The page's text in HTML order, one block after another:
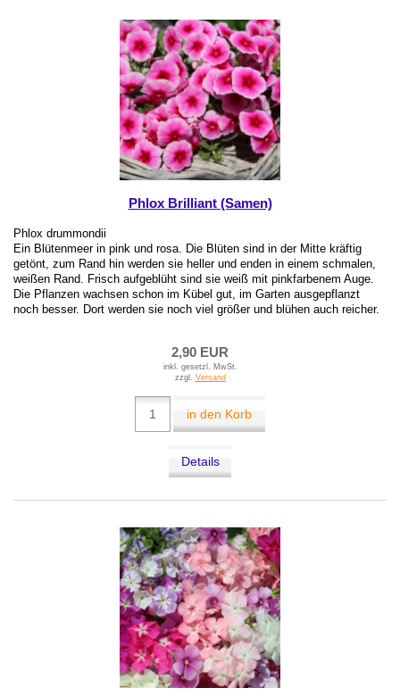
Phlox Brilliant (Samen)
Phlox drummondii
Ein Blütenmeer in pink und rosa. Die Blüten sind in der Mitte kräftig
getönt, zum Rand hin werden sie heller und enden in einem schmalen,
weißen Rand. Frisch aufgeblüht sind sie weiß mit pinkfarbenem Auge.
Die Pflanzen wachsen schon im Kübel gut, im Garten ausgepflanzt
noch besser. Dort werden sie noch viel größer und blühen auch reicher.
2,90 EUR
inkl. gesetzl. MwSt.
zzgl. Versand
in den Korb
Details